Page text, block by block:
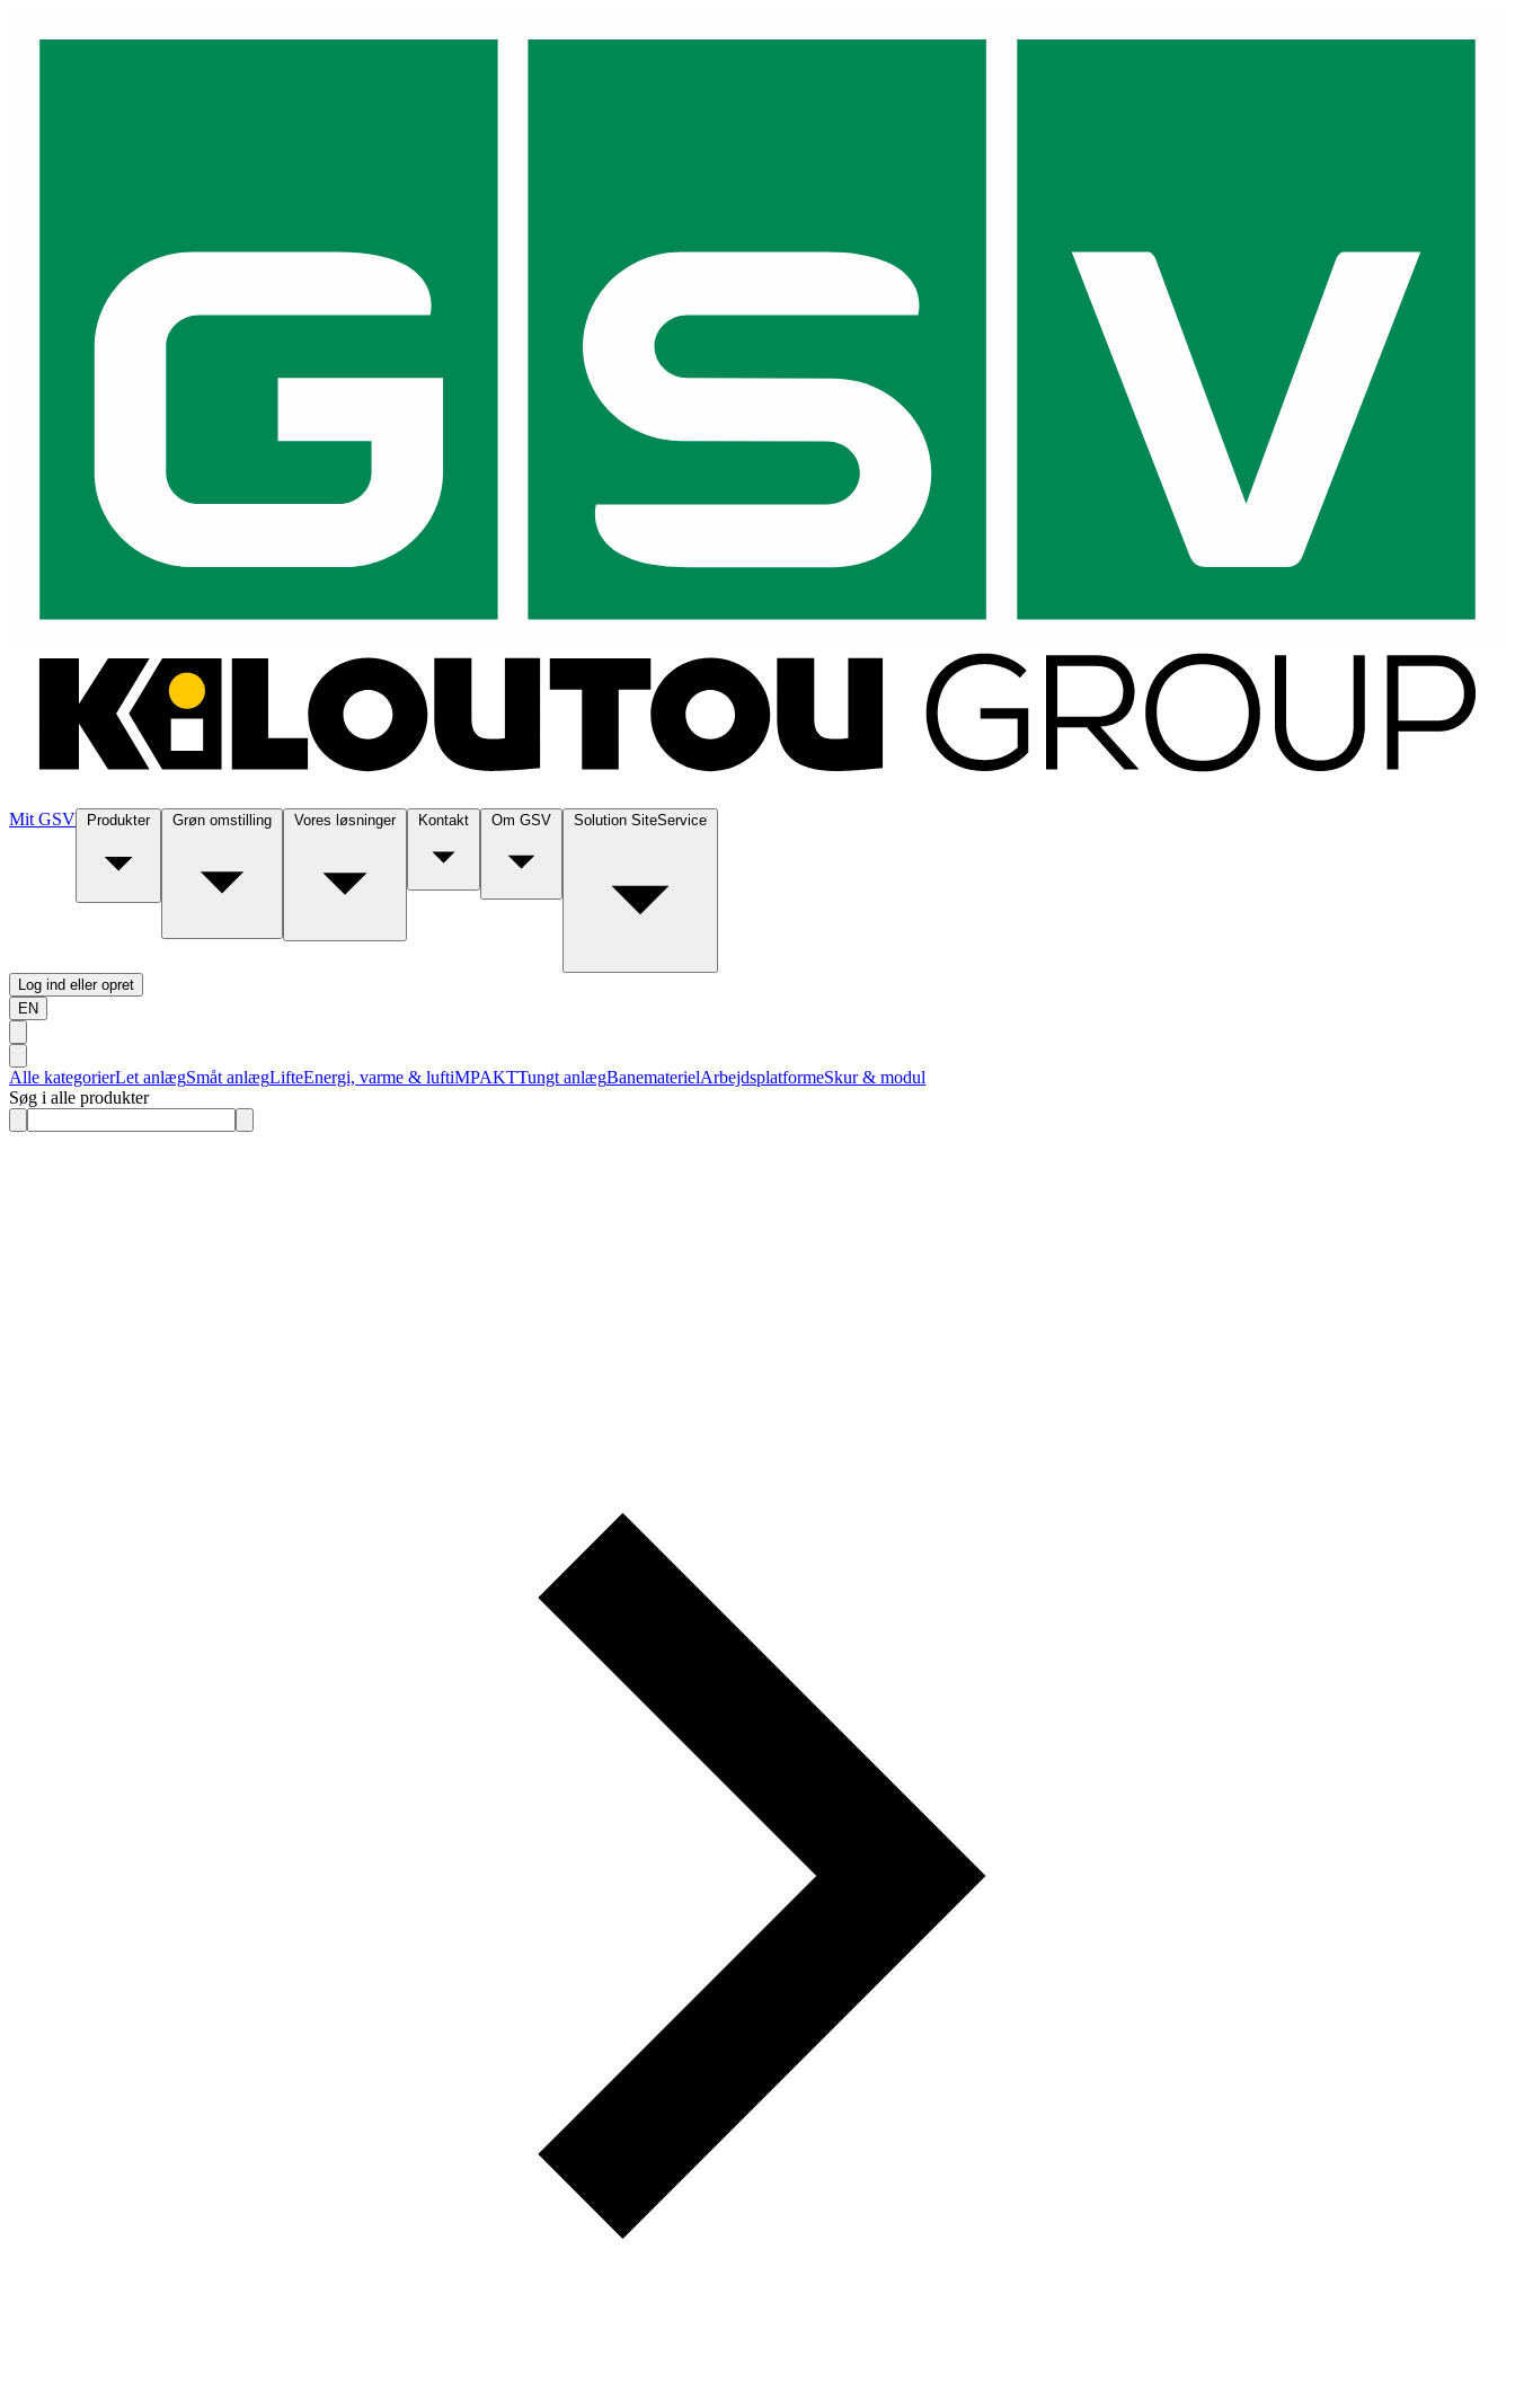
Mit GSV Produkter Grøn omstilling Vores løsninger Kontakt Om GSV Solution SiteService
Log ind eller opret
EN
Alle kategorierLet anlægSmåt anlægLifteEnergi, varme & luftiMPAKTTungt anlægBanematerielArbejdsplatformeSkur & modul
Søg i alle produkter